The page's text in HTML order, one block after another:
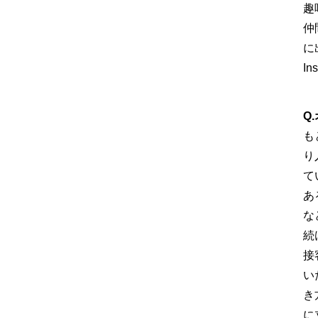
趣
仲
に
Q.
て
あ
な
続
接
い
に